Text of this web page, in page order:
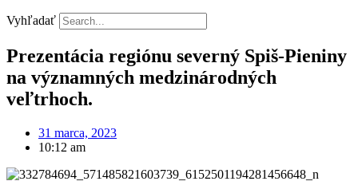
Vyhľadať
Prezentácia regiónu severný Spiš-Pieniny
na významných medzinárodných
veľtrhoch.
31 marca, 2023
10:12 am